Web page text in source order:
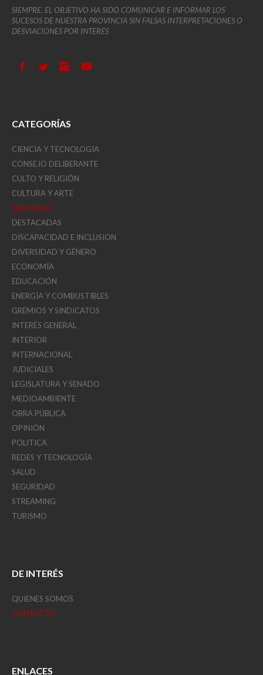
SIEMPRE, EL OBJETIVO HA SIDO COMUNICAR E INFORMAR LOS
SUCESOS DE NUESTRA PROVINCIA SIN FALSAS INTERPRETACIONES O
DESVIACIONES POR INTERÉS
CATEGORÍAS
CIENCIA Y TECNOLOGIA
CONSEJO DELIBERANTE
CULTO Y RELIGIÓN
CULTURA Y ARTE
DEPORTES
DESTACADAS
DISCAPACIDAD E INCLUSION
DIVERSIDAD Y GÉNERO
ECONOMÍA
EDUCACIÓN
ENERGÍA Y COMBUSTIBLES
GREMIOS Y SINDICATOS
INTERÉS GENERAL
INTERIOR
INTERNACIONAL
JUDICIALES
LEGISLATURA Y SENADO
MEDIOAMBIENTE
OBRA PÚBLICA
OPINIÓN
POLITICA
REDES Y TECNOLOGÍA
SALUD
SEGURIDAD
STREAMING
TURISMO
DE INTERÉS
QUIENES SOMOS
CONTACTO
ENLACES